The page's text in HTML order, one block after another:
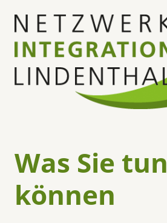
to
content
Was Sie tun
können